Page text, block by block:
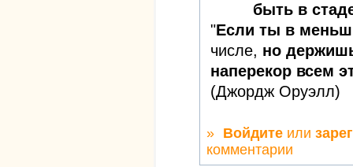
быть в
"Если ты в
числе, но
наперекор всем
(Джордж Оруэлл)
» Войдите или
комментарии